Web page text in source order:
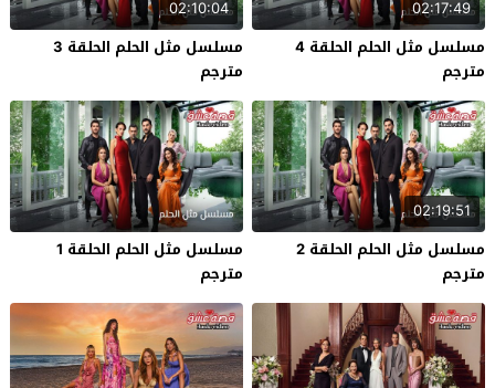
02:17:49
مسلسل مثل الحلم الحلقة 4
مترجم
02:10:04
مسلسل مثل الحلم الحلقة 3
مترجم
02:19:51
مسلسل مثل الحلم الحلقة 2
مترجم
مسلسل مثل الحلم الحلقة 1
مترجم